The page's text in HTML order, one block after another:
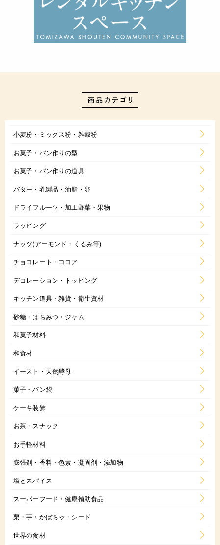
小麦粉・ミックス粉・雑穀粉
お菓子・パン作りの型
お菓子・パン作りの道具
バター・乳製品・油脂・卵
ドライフルーツ・加工野菜・果物
ラッピング
ナッツ(アーモンド・くるみ等)
チョコレート・ココア
デコレーション・トッピング
キッチン道具・雑貨・衛生資材
砂糖・はちみつ・ジャム
和菓子材料
和食材
イースト・天然酵母
菓子・パン袋
ケーキ装飾
お茶・スナック
お手軽材料
膨張剤・香料・色素・凝固剤・添加物
塩とスパイス
スーパーフード・健康補助食品
栗・芋・かぼちゃ・シード
世界の食材